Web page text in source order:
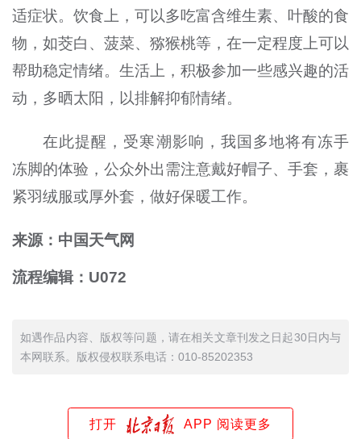
适症状。饮食上，可以多吃富含维生素、叶酸的食
物，如茭白、菠菜、猕猴桃等，在一定程度上可以
帮助稳定情绪。生活上，积极参加一些感兴趣的活
动，多晒太阳，以排解抑郁情绪。
在此提醒，受寒潮影响，我国多地将有冻手
冻脚的体验，公众外出需注意戴好帽子、手套，裹
紧羽绒服或厚外套，做好保暖工作。
来源：中国天气网
流程编辑：U072
如遇作品内容、版权等问题，请在相关文章刊发之日起30日内与
本网联系。版权侵权联系电话：010-85202353
打开 APP 阅读更多